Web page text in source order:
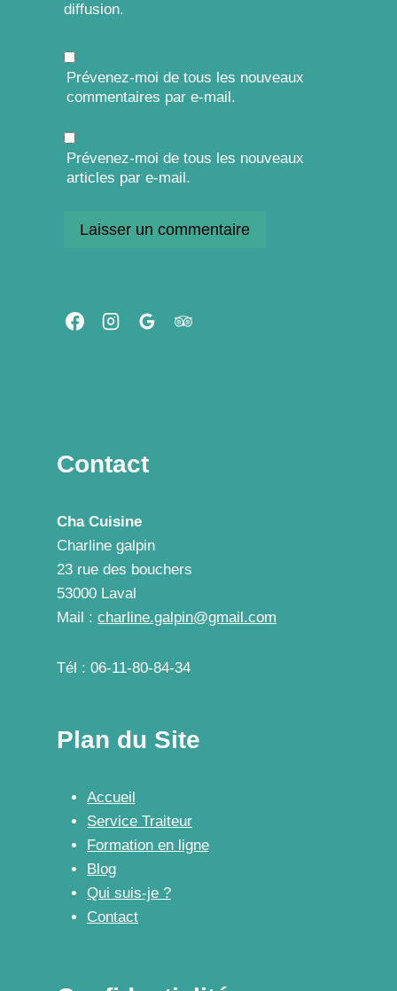
diffusion.
Prévenez-moi de tous les nouveaux
commentaires par e-mail.
Prévenez-moi de tous les nouveaux
articles par e-mail.
Contact
Cha Cuisine
Charline galpin
23 rue des bouchers
53000 Laval
Mail : charline.galpin@gmail.com
Tél : 06-11-80-84-34
Plan du Site
Accueil
Service Traiteur
Formation en ligne
Blog
Qui suis-je ?
Contact